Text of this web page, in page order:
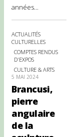
années...
ACTUALITÉS
CULTURELLES
COMPTES RENDUS
D'EXPOS
CULTURE & ARTS
5 MAI 2024
Brancusi,
pierre
angulaire
de la